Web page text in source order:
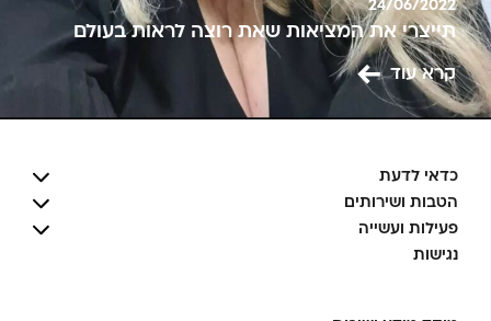
24/06/2022
תייצרי את המציאות שאת רוצה לראות בעולם
קרא עוד
כדאי לדעת
הטבות ושירותים
פעילות ועשייה
נגישות